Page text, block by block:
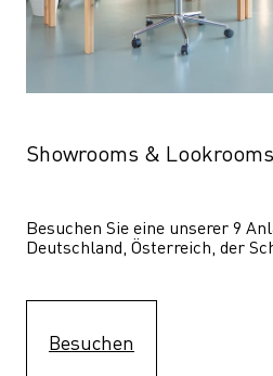
Showrooms & Lookrooms
Besuchen Sie eine unserer 9
Deutschland, Österreich, der
Besuchen